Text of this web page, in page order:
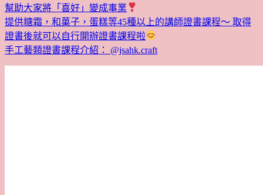
幫助大家將「喜好」變成事業
提供糖霜，和菓子，蛋糕等45種以上的講師證書課程～ 取得
證書後就可以自行開辦證書課程啦
手工藝類證書課程介紹： @jsahk.craft